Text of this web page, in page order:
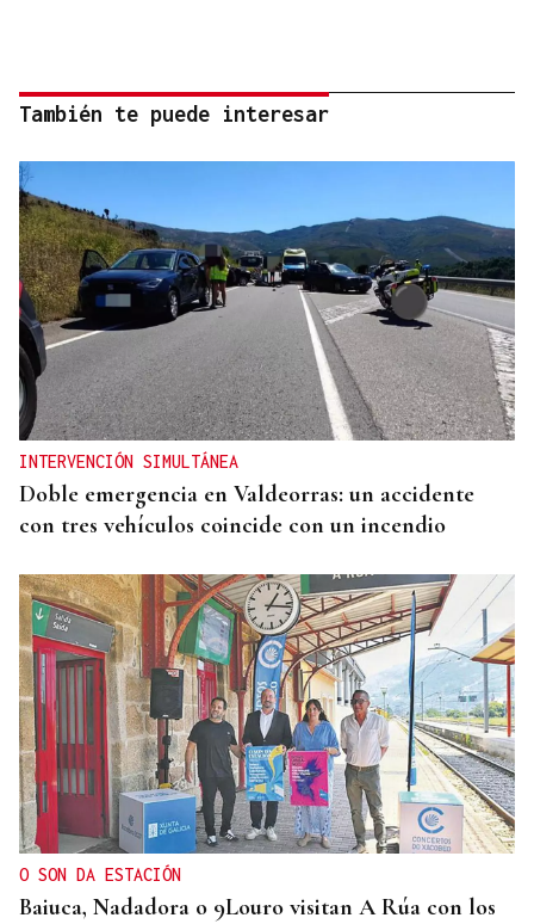
También te puede interesar
INTERVENCIÓN SIMULTÁNEA
Doble emergencia en Valdeorras: un accidente
con tres vehículos coincide con un incendio
O SON DA ESTACIÓN
Baiuca, Nadadora o 9Louro visitan A Rúa con los